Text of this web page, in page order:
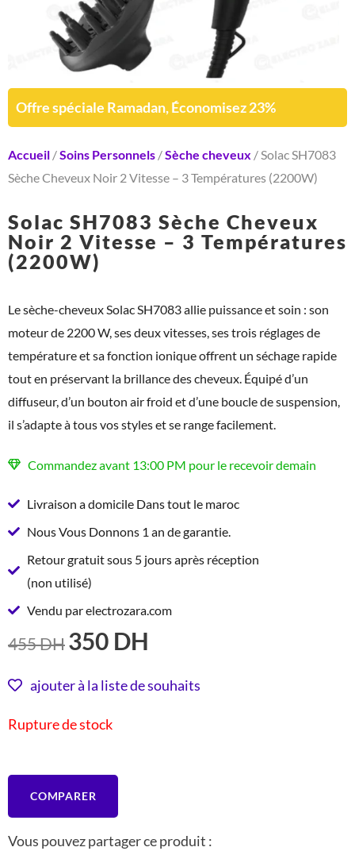
Offre spéciale Ramadan, Économisez 23%
Accueil /Soins Personnels /Sèche cheveux / Solac SH7083
Sèche Cheveux Noir 2 Vitesse – 3 Températures (2200W)
Solac SH7083 Sèche Cheveux
Noir 2 Vitesse – 3 Températures
(2200W)
Le sèche-cheveux Solac SH7083 allie puissance et soin : son
moteur de 2200 W, ses deux vitesses, ses trois réglages de
température et sa fonction ionique offrent un séchage rapide
tout en préservant la brillance des cheveux. Équipé d’un
diffuseur, d’un bouton air froid et d’une boucle de suspension,
il s’adapte à tous vos styles et se range facilement.
Commandez avant 13:00 PM pour le recevoir demain
Livraison a domicile Dans tout le maroc
Nous Vous Donnons 1 an de garantie.
Retour gratuit sous 5 jours après réception
(non utilisé)
Vendu par electrozara.com
455DH LE
INITIAL
455 DH.
350 DH
ACTUEL
ajouter à la liste de souhaits
Rupture de stock
COMPARER
Vous pouvez partager ce produit :